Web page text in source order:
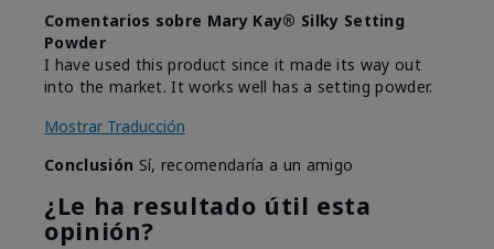
Comentarios sobre Mary Kay® Silky Setting
Powder
I have used this product since it made its way out
into the market. It works well has a setting powder.
Mostrar Traducción
Conclusión Sí, recomendaría a un amigo
¿Le ha resultado útil esta
opinión?